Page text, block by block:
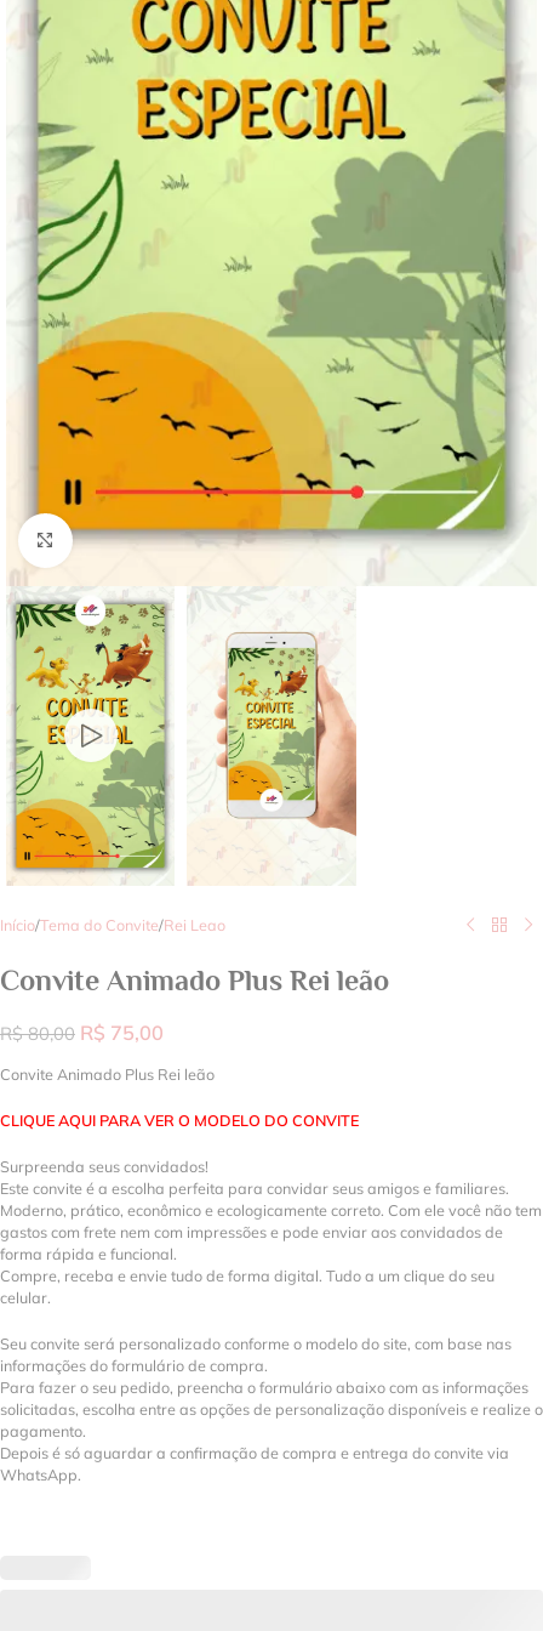
Clique para ampliar
Início/Tema do Convite/Rei Leao
Convite Animado Plus Rei leão
R$80,00 R$ 75,00
Convite Animado Plus Rei leão
CLIQUE AQUI PARA VER O MODELO DO CONVITE
Surpreenda seus convidados!
Este convite é a escolha perfeita para convidar seus amigos e familiares.
Moderno, prático, econômico e ecologicamente correto. Com ele você não tem
gastos com frete nem com impressões e pode enviar aos convidados de
forma rápida e funcional.
Compre, receba e envie tudo de forma digital. Tudo a um clique do seu
celular.
Seu convite será personalizado conforme o modelo do site, com base nas
informações do formulário de compra.
Para fazer o seu pedido, preencha o formulário abaixo com as informações
solicitadas, escolha entre as opções de personalização disponíveis e realize o
pagamento.
Depois é só aguardar a confirmação de compra e entrega do convite via
WhatsApp.